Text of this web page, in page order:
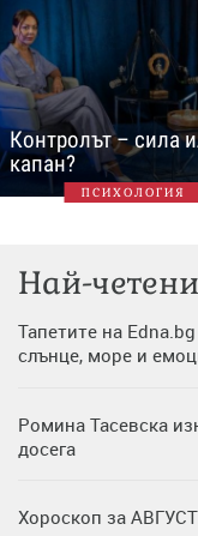
Контролът – сила
капан?
ПСИХОЛОГИЯ
Най-четени
Тапетите на
слънце, море и
Ромина Тасевска
досега
Хороскоп за